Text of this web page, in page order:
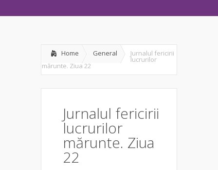
Home General Jurnalul fericirii
lucrurilor
mărunte. Ziua 22
Jurnalul fericirii
lucrurilor
mărunte. Ziua
22